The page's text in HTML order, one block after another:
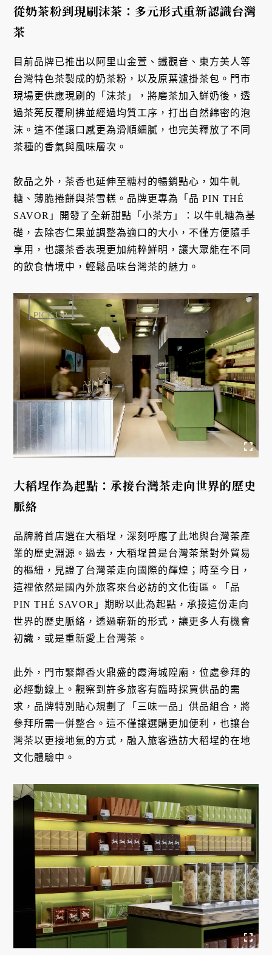
從奶茶粉到現刷沫茶：多元形式重新認識台灣
茶
目前品牌已推出以阿里山金萱、鐵觀音、東方美人等
台灣特色茶製成的奶茶粉，以及原葉濾掛茶包。門市
現場更供應現刷的「沫茶」，將磨茶加入鮮奶後，透
過茶筅反覆刷拂並經過均質工序，打出自然綿密的泡
沫。這不僅讓口感更為滑順細膩，也完美釋放了不同
茶種的香氣與風味層次。
飲品之外，茶香也延伸至糖村的暢銷點心，如牛軋
糖、薄脆捲餅與茶雪糕。品牌更專為「品 PIN THÉ
SAVOR」開發了全新甜點「小茶方」：以牛軋糖為基
礎，去除杏仁果並調整為適口的大小，不僅方便隨手
享用，也讓茶香表現更加純粹鮮明，讓大眾能在不同
的飲食情境中，輕鬆品味台灣茶的魅力。
大稻埕作為起點：承接台灣茶走向世界的歷史
脈絡
品牌將首店選在大稻埕，深刻呼應了此地與台灣茶產
業的歷史淵源。過去，大稻埕曾是台灣茶葉對外貿易
的樞紐，見證了台灣茶走向國際的輝煌；時至今日，
這裡依然是國內外旅客來台必訪的文化街區。「品
PIN THÉ SAVOR」期盼以此為起點，承接這份走向
世界的歷史脈絡，透過嶄新的形式，讓更多人有機會
初識，或是重新愛上台灣茶。
此外，門市緊鄰香火鼎盛的霞海城隍廟，位處參拜的
必經動線上。觀察到許多旅客有臨時採買供品的需
求，品牌特別貼心規劃了「三味一品」供品組合，將
參拜所需一併整合。這不僅讓選購更加便利，也讓台
灣茶以更接地氣的方式，融入旅客造訪大稻埕的在地
文化體驗中。